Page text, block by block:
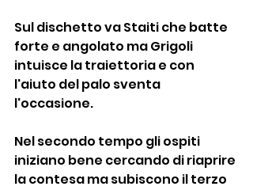
Sul dischetto va Staiti che batte
forte e angolato ma Grigoli
intuisce la traiettoria e con
l'aiuto del palo sventa
l'occasione.
Nel secondo tempo gli ospiti
iniziano bene cercando di riaprire
la contesa ma subiscono il terzo